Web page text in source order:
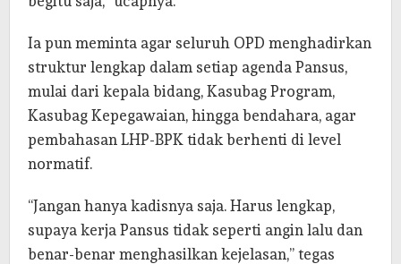
Ia pun meminta agar seluruh OPD menghadirkan
struktur lengkap dalam setiap agenda Pansus,
mulai dari kepala bidang, Kasubag Program,
Kasubag Kepegawaian, hingga bendahara, agar
pembahasan LHP-BPK tidak berhenti di level
normatif.
“Jangan hanya kadisnya saja. Harus lengkap,
supaya kerja Pansus tidak seperti angin lalu dan
benar-benar menghasilkan kejelasan,” tegas